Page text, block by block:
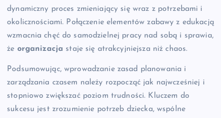
dynamiczny proces zmieniający się wraz z potrzebami i
okolicznościami. Połączenie elementów zabawy z edukacją
wzmacnia chęć do samodzielnej pracy nad sobą i sprawia,
że organizacja staje się atrakcyjniejsza niż chaos.
Podsumowując, wprowadzanie zasad planowania i
zarządzania czasem należy rozpocząć jak najwcześniej i
stopniowo zwiększać poziom trudności. Kluczem do
sukcesu jest zrozumienie potrzeb dziecka, wspólne